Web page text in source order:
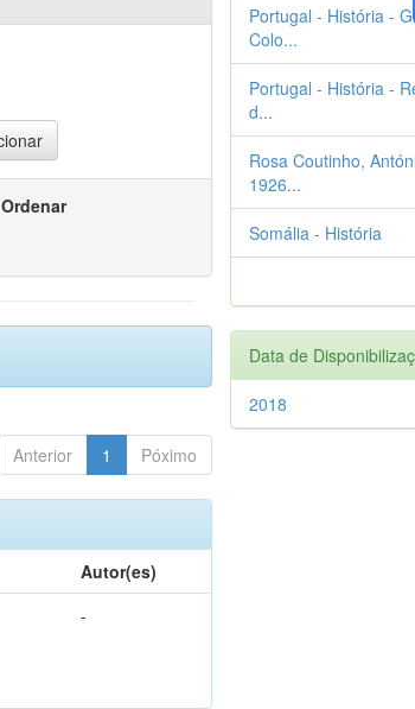
Ordenar
Anterior 1 Póximo
Autor(es)
-
Portugal - História -
Colo...
Portugal - História -
d...
Rosa Coutinho,
1926...
Somália - História
Data de
2018